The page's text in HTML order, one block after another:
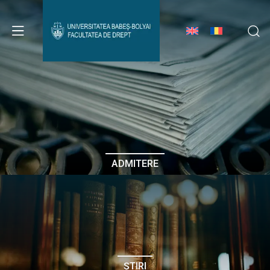
Avizier Studenți
Studii
Admitere
Erasmus & Internațional
Despre Facultate
ADMITERE
ȘTIRI